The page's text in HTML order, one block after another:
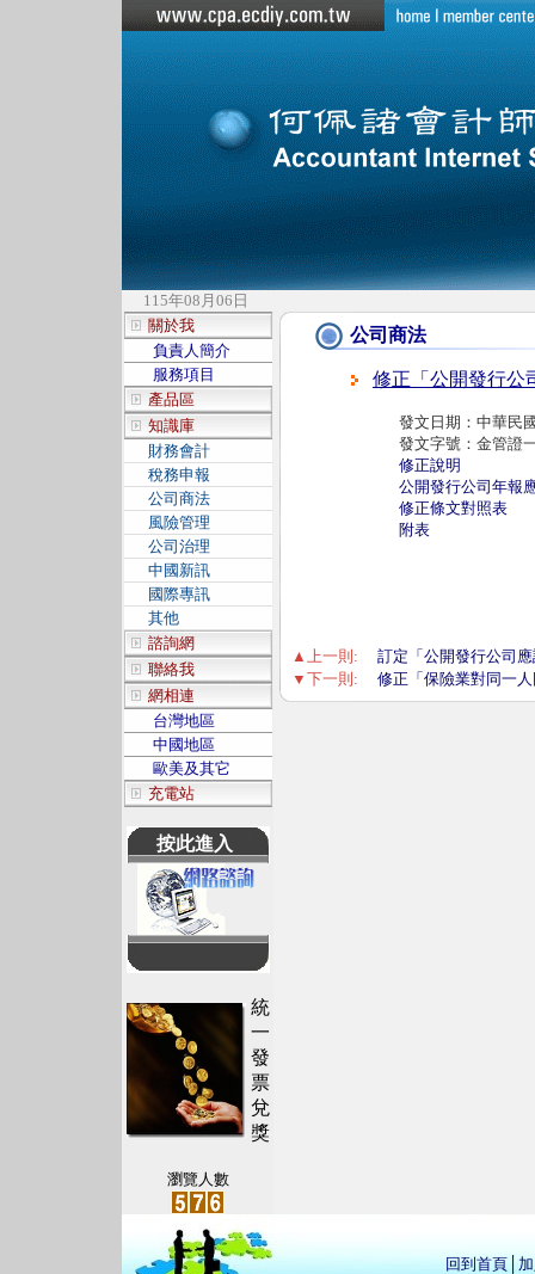
115年08月06日
關於我
負責人簡介
服務項目
產品區
知識庫
財務會計
稅務申報
公司商法
風險管理
公司治理
中國新訊
國際專訊
其他
諮詢網
聯絡我
網相連
台灣地區
中國地區
歐美及其它
充電站
按此進入
統
一
發
票
兌
獎
瀏覽人數
公司商法
修正「公開發行公
發文日期：中華民
發文字號：金管證
修正說明
公開發行公司年報
修正條文對照表
附表
▲上一則:
訂定「公開發行公司
▼下一則:
修正「保險業對同一
回到首頁│